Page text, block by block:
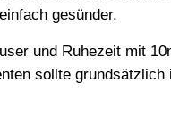
gesünder.
und Ruhezeit mit
sollte